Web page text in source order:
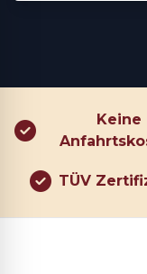
Keine
TÜV